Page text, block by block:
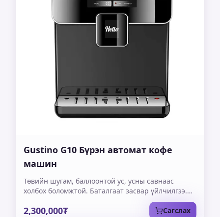
Gustino G10 Бүрэн автомат кофе
машин
Төвийн шугам, баллоонтой ус, усны савнаас
холбох боломжтой. Баталгаат засвар үйлчилгээ.
250грамм үрний сав. 4 төрлийн кофе мөн
нэмэлтээр халуун ус, халуун сүү гаргах боломжтой.
2,300,000₮ Сагслах